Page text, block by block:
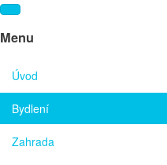
Menu
Úvod
Bydlení
Zahrada